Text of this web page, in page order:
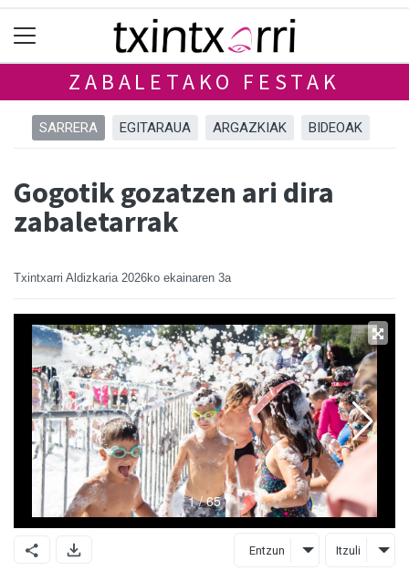
ZABALETAKO FESTAK
SARRERA EGITARAUA ARGAZKIAK BIDEOAK
Gogotik gozatzen ari dira
zabaletarrak
Txintxarri Aldizkaria 2026ko ekainaren 3a
Entzun Itzuli